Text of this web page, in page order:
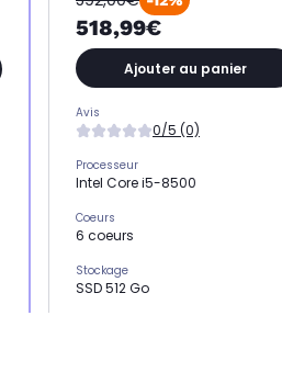
518,99€
Ajouter au panier
Avis
0/5 (0)
Processeur
Intel Core i5-8500
Coeurs
6 coeurs
Stockage
SSD 512 Go